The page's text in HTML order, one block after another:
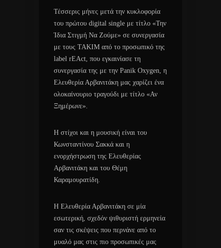
Τέσσερις μήνες μετά την κυκλοφορία
του πρώτου digital single με τίτλο «Την
Ίδια Στιγμή Να Ζούμε» σε συνεργασία
με τους ΤΑΚΙΜ από το προσωπικό της
label rEAct, που εγκαινίασε τη
συνεργασία της με την Panik Oxygen, η
Ελευθερία Αρβανιτάκη μας χαρίζει ένα
ολοκαίνουριο τραγούδι με τίτλο «Αν
Ξημέρωνε».
Η στίχοι και η μουσική είναι του
Κωνσταντίνου Σακκά και η
ενορχήστρωση της Ελευθερίας
Αρβανιτάκη και του Θέμη
Καραμουρατίδη.
Η Ελευθερία Αρβανιτάκη σε μία
εσωτερική, σχεδόν ψιθυριστή ερμηνεία
σαν τις σκέψεις που περνάνε από το
μυαλό μας στις πιο προσωπικές μας